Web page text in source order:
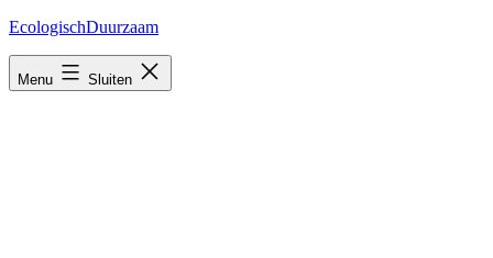
Ga
inhoud
EcologischDuurzaam
Menu Sluiten